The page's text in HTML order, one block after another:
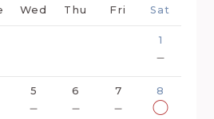
Wed Thu Fri Sat
1
－
5
－
6
－
7
－
8
◯